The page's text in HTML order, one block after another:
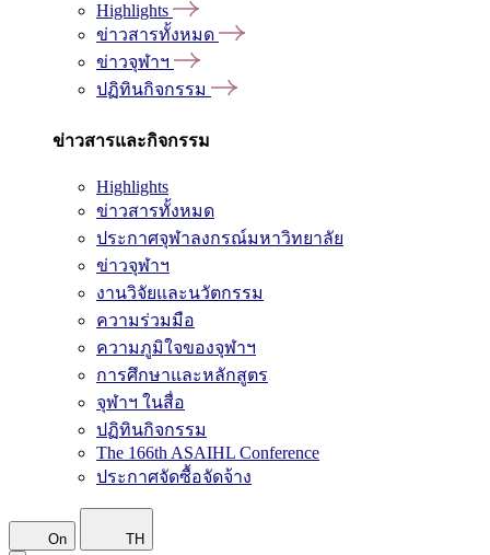
Highlights
ข่าวสารทั้งหมด
ข่าวจุฬาฯ
ปฏิทินกิจกรรม
ข่าวสารและกิจกรรม
Highlights
ข่าวสารทั้งหมด
ประกาศจุฬาลงกรณ์มหาวิทยาลัย
ข่าวจุฬาฯ
งานวิจัยและนวัตกรรม
ความร่วมมือ
ความภูมิใจของจุฬาฯ
การศึกษาและหลักสูตร
จุฬาฯ ในสื่อ
ปฏิทินกิจกรรม
The 166th ASAIHL Conference
ประกาศจัดซื้อจัดจ้าง
On TH